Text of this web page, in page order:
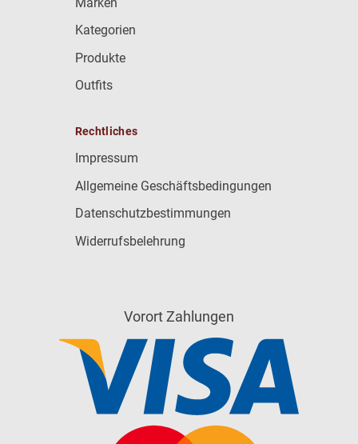
Kategorien
Produkte
Outfits
Rechtliches
Impressum
Allgemeine Geschäftsbedingungen
Datenschutzbestimmungen
Widerrufsbelehrung
Vorort Zahlungen